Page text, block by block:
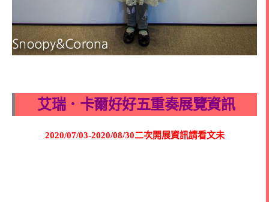
艾瑞．卡爾好好五重奏展覽資訊
2020/07/03-2020/08/30二次開展資訊請看文未